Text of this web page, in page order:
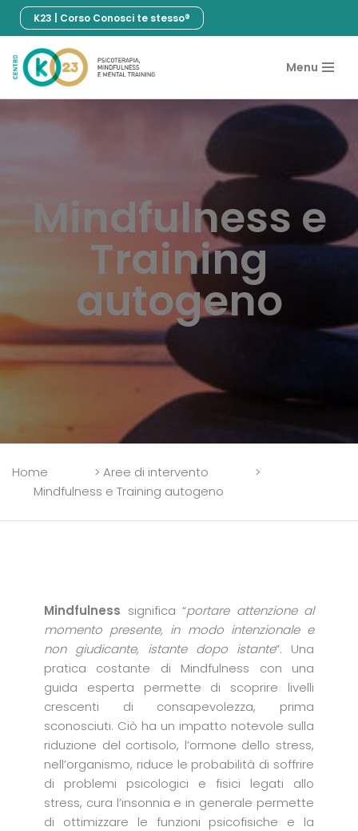
al
contenuto
K23 | Corso Conosci te stesso®
Menu
Mindfulness e
Training
autogeno
Home > Aree di intervento
>
Mindfulness e Training autogeno
Mindfulness significa “portare attenzione al
momento presente, in modo intenzionale e
non giudicante, istante dopo istante”. Una
pratica costante di Mindfulness con una
guida esperta permette di scoprire livelli
crescenti di consapevolezza, prima
sconosciuti. Ciò ha un impatto notevole sulla
riduzione del cortisolo, l’ormone dello stress,
nell’organismo, riduce le probabilità di soffrire
di problemi psicologici e fisici legati allo
stress, cura l’insonnia e in generale permette
di ottimizzare le funzioni psicofisiche e la